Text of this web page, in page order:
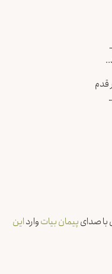
قدم
صدایپیمان بیاتوارداین